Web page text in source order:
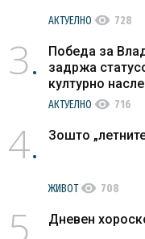
АКТУЕЛНО visibility 728
3
Победа за
задржа
културно
АКТУЕЛНО visibility 716
4 Зошто
ЖИВОТvisibility 708
5 Дневен